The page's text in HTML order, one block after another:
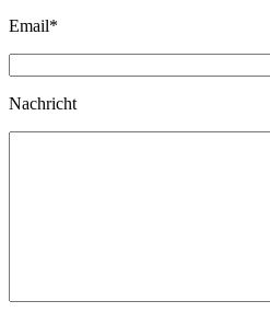
Email*
Nachricht